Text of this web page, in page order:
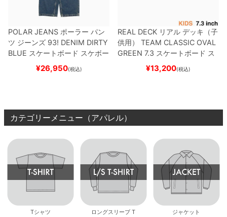
POLAR JEANS ポーラー パン
ツ ジーンズ 93! DENIM DIRTY
BLUE スケートボード スケボー
¥26,950(税込)
REAL DECK リアル デッキ（子
供用）
TEAM CLASSIC OVAL
GREEN 7.3 スケートボード ス
¥13,200(税込)
カテゴリーメニュー（アパレル）
Tシャツ ロングスリーブ T ジャケット